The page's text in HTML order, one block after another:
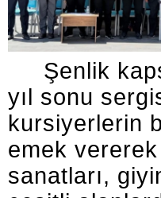
Şenlik
yıl sonu
kursiyerlerin
emek vererek
sanatları,